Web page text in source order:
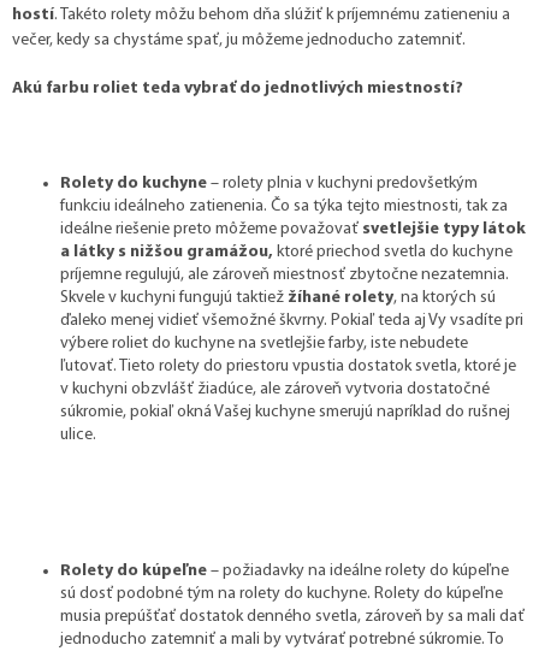
hostí. Takéto rolety môžu behom dňa slúžiť k príjemnému zatieneniu a
večer, kedy sa chystáme spať, ju môžeme jednoducho zatemniť.
Akú farbu roliet teda vybrať do jednotlivých miestností?
Rolety do kuchyne – rolety plnia v kuchyni predovšetkým
funkciu ideálneho zatienenia. Čo sa týka tejto miestnosti, tak za
ideálne riešenie preto môžeme považovať svetlejšie typy látok
a látky s nižšou gramážou, ktoré priechod svetla do kuchyne
príjemne regulujú, ale zároveň miestnosť zbytočne nezatemnia.
Skvele v kuchyni fungujú taktiež žíhané rolety, na ktorých sú
ďaleko menej vidieť všemožné škvrny. Pokiaľ teda aj Vy vsadíte pri
výbere roliet do kuchyne na svetlejšie farby, iste nebudete
ľutovať. Tieto rolety do priestoru vpustia dostatok svetla, ktoré je
v kuchyni obzvlášť žiadúce, ale zároveň vytvoria dostatočné
súkromie, pokiaľ okná Vašej kuchyne smerujú napríklad do rušnej
ulice.
Rolety do kúpeľne – požiadavky na ideálne rolety do kúpeľne
sú dosť podobné tým na rolety do kuchyne. Rolety do kúpeľne
musia prepúšťať dostatok denného svetla, zároveň by sa mali dať
jednoducho zatemniť a mali by vytvárať potrebné súkromie. To